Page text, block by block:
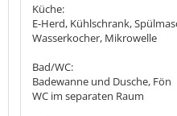
Küche:
E-Herd, Kühlschrank,
Wasserkocher, Mikrowelle
Bad/WC:
Badewanne und Dusche, Fön
WC im separaten Raum